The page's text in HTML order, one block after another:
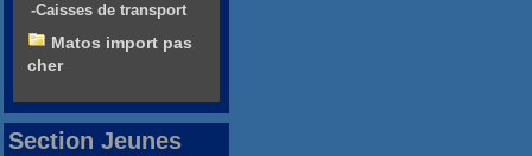
-Caisses de transport
Matos import pas
cher
Section Jeunes